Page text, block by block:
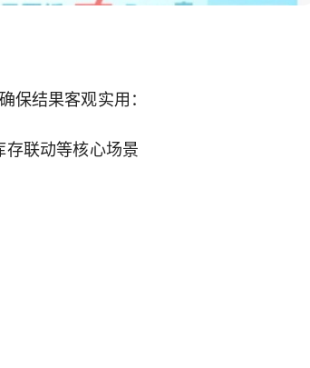
保结果客观实用：
存联动等核心场景